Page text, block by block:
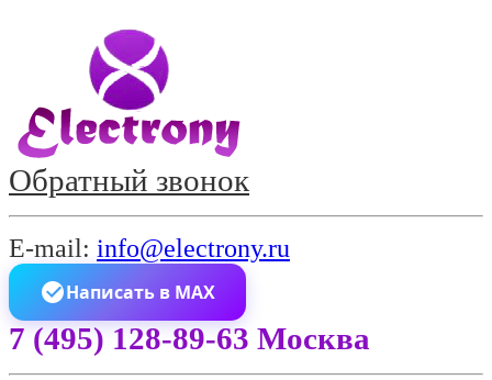
Обратный звонок
E-mail: info@electrony.ru
Написать в MAX
7 (495) 128-89-63 Москва